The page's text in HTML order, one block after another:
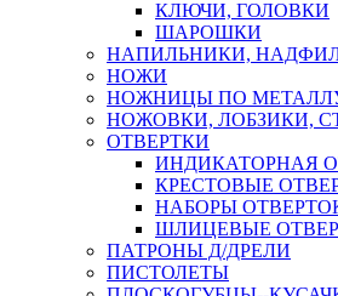
КЛЮЧИ, ГОЛОВКИ
ШАРОШКИ
НАПИЛЬНИКИ,
НОЖИ
НОЖНИЦЫ ПО
НОЖОВКИ, ЛОБЗИКИ,
ОТВЕРТКИ
ИНДИКАТОРНАЯ
КРЕСТОВЫЕ
НАБОРЫ
ШЛИЦЕВЫЕ
ПАТРОНЫ Д/ДРЕЛИ
ПИСТОЛЕТЫ